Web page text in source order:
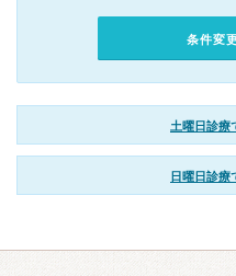
条件変
土曜日診療
日曜日診療